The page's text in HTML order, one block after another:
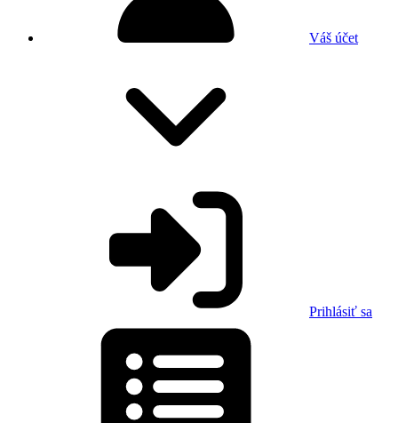
Váš účet
Prihlásiť sa